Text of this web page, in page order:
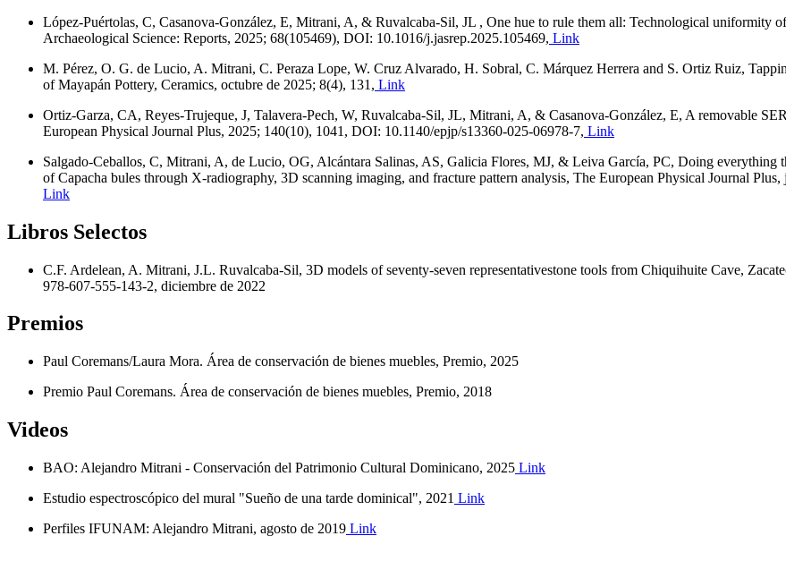
López-Puértolas, C, Casanova-González, E, Mitrani, A, & Ruvalcaba-Sil, JL , One hue to rule them all: Technological uniformity
Archaeological Science: Reports, 2025; 68(105469), DOI: 10.1016/j.jasrep.2025.105469, Link
M. Pérez, O. G. de Lucio, A. Mitrani, C. Peraza Lope, W. Cruz Alvarado, H. Sobral, C. Márquez Herrera and S. Ortiz Ruiz,
of Mayapán Pottery, Ceramics, octubre de 2025; 8(4), 131, Link
Ortiz-Garza, CA, Reyes-Trujeque, J, Talavera-Pech, W, Ruvalcaba-Sil, JL, Mitrani, A, & Casanova-González, E, A removable
European Physical Journal Plus, 2025; 140(10), 1041, DOI: 10.1140/epjp/s13360-025-06978-7, Link
Salgado-Ceballos, C, Mitrani, A, de Lucio, OG, Alcántara Salinas, AS, Galicia Flores, MJ, & Leiva García, PC, Doing everything
of Capacha bules through X-radiography, 3D scanning imaging, and fracture pattern analysis, The European Physical Journal
Link
Libros Selectos
C.F. Ardelean, A. Mitrani, J.L. Ruvalcaba-Sil, 3D models of seventy-seven representativestone tools from Chiquihuite Cave,
978-607-555-143-2, diciembre de 2022
Premios
Paul Coremans/Laura Mora. Área de conservación de bienes muebles, Premio, 2025
Premio Paul Coremans. Área de conservación de bienes muebles, Premio, 2018
Videos
BAO: Alejandro Mitrani - Conservación del Patrimonio Cultural Dominicano, 2025 Link
Estudio espectroscópico del mural "Sueño de una tarde dominical", 2021 Link
Perfiles IFUNAM: Alejandro Mitrani, agosto de 2019 Link